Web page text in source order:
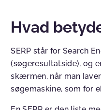
Hvad
SERP står for Search
(søgeresultatside), og
skærmen, når man
søgemaskine, som for